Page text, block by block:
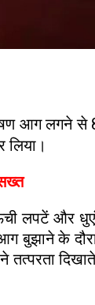
आग लगने
लपटें और
बुझाने के